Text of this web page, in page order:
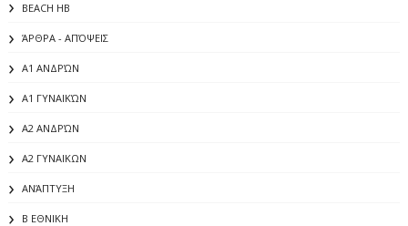
BEACH HB
ΆΡΘΡΑ - ΑΠΌΨΕΙΣ
Α1 ΑΝΔΡΏΝ
Α1 ΓΥΝΑΙΚΏΝ
Α2 ΑΝΔΡΏΝ
Α2 ΓΥΝΑΙΚΩΝ
ΑΝΆΠΤΥΞΗ
Β ΕΘΝΙΚΗ